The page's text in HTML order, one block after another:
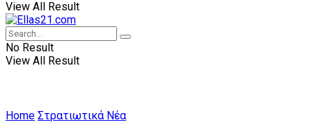
View All Result
No Result
View All Result
Home Στρατιωτικά Νέα